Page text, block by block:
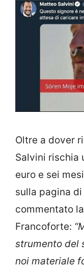
Oltre a dover
Salvini rischia
euro e sei
sulla pagina
commentato
Francoforte:
strumento del
noi materiale